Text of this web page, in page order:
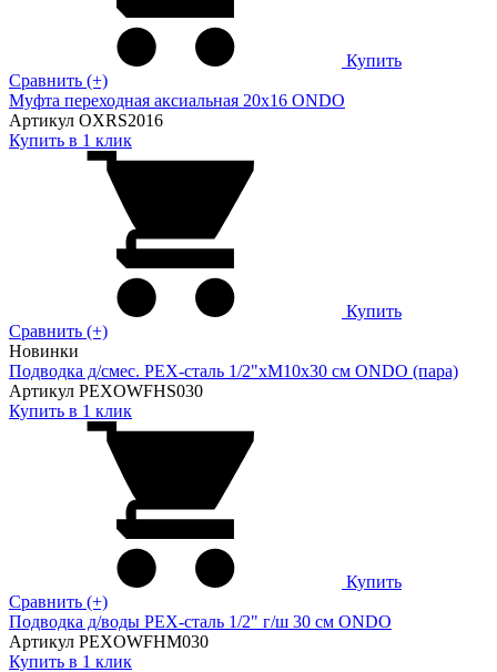
Купить
Сравнить (+)
Муфта переходная аксиальная 20х16 ONDO
Артикул OXRS2016
Купить в 1 клик
Купить
Сравнить (+)
Новинки
Подводка д/смес. PEX-сталь 1/2"xM10x30 см ONDO (пара)
Артикул PEXOWFHS030
Купить в 1 клик
Купить
Сравнить (+)
Подводка д/воды PEX-сталь 1/2" г/ш 30 cм ONDO
Артикул PEXOWFHM030
Купить в 1 клик